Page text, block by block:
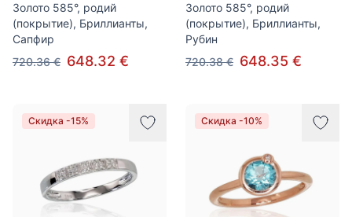
Золото 585°, родий
(покрытие), Бриллианты,
Сапфир
720.36 € 648.32 €
Золото 585°, родий
(покрытие), Бриллианты,
Рубин
720.38 € 648.35 €
Скидка -15% Скидка -10%